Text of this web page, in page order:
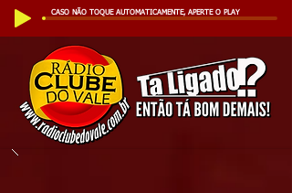
CASO NÃO TOQUE AUTOMATICAMENTE, APERTE O PLAY